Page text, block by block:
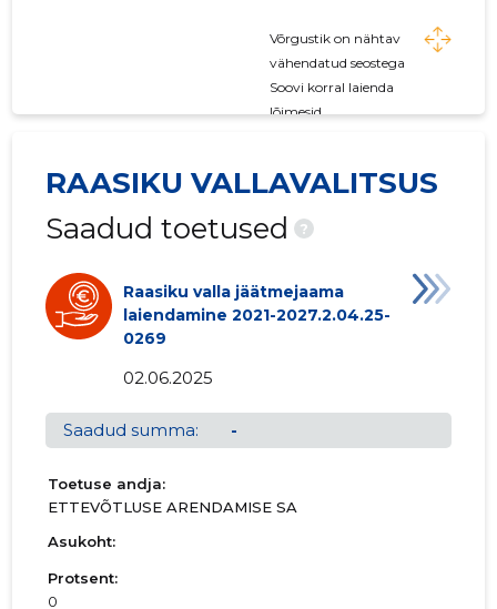
Võrgustik on nähtav
vähendatud seostega
Soovi korral laienda
lõimesid
RAASIKU VALLAVALITSUS
Saadud toetused
?
Raasiku valla jäätmejaama
laiendamine 2021-2027.2.04.25-
0269
02.06.2025
Saadud summa: -
Toetuse andja:
ETTEVÕTLUSE ARENDAMISE SA
Asukoht:
Protsent:
0